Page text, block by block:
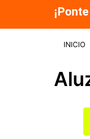
contenido
INICIO